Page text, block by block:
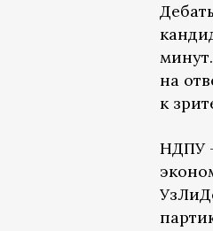
на
к
НДПУ